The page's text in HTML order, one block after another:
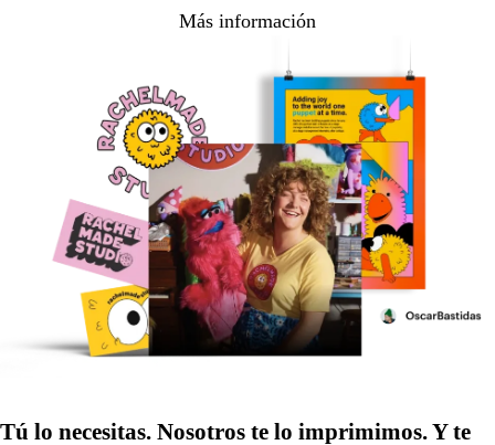
Más información
Tú lo necesitas. Nosotros te lo imprimimos. Y te